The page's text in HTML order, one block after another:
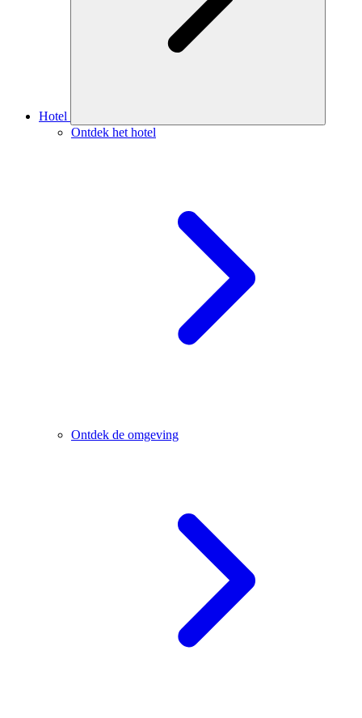
Hotel
Ontdek het hotel
Ontdek de omgeving